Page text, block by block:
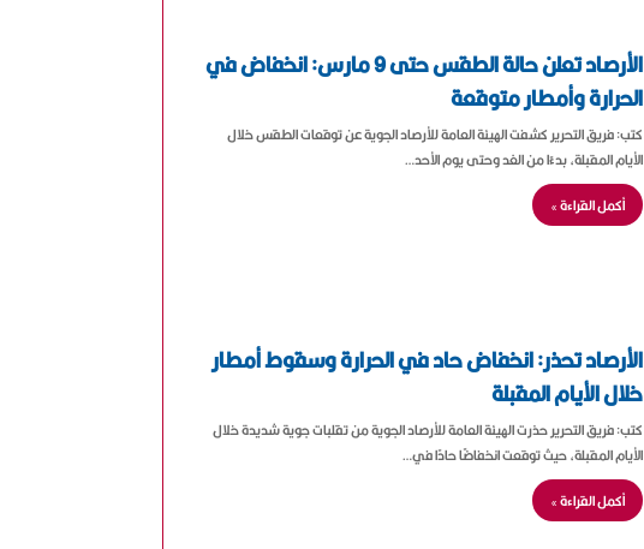
الأرصاد تعلن حالة الطقس حتى 9 مارس: انخفاض في
الحرارة وأمطار متوقعة
كتب: فريق التحرير كشفت الهيئة العامة للأرصاد الجوية عن توقعات الطقس خلال
الأيام المقبلة، بدءًا من الغد وحتى يوم الأحد…
أكمل القراءة »
الأرصاد تحذر: انخفاض حاد في الحرارة وسقوط أمطار
خلال الأيام المقبلة
كتب: فريق التحرير حذرت الهيئة العامة للأرصاد الجوية من تقلبات جوية شديدة خلال
الأيام المقبلة، حيث توقعت انخفاضًا حادًا في…
أكمل القراءة »